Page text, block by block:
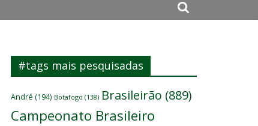
#tags mais pesquisadas
André (194) Botafogo (138) Brasileirão (889)
Campeonato Brasileiro